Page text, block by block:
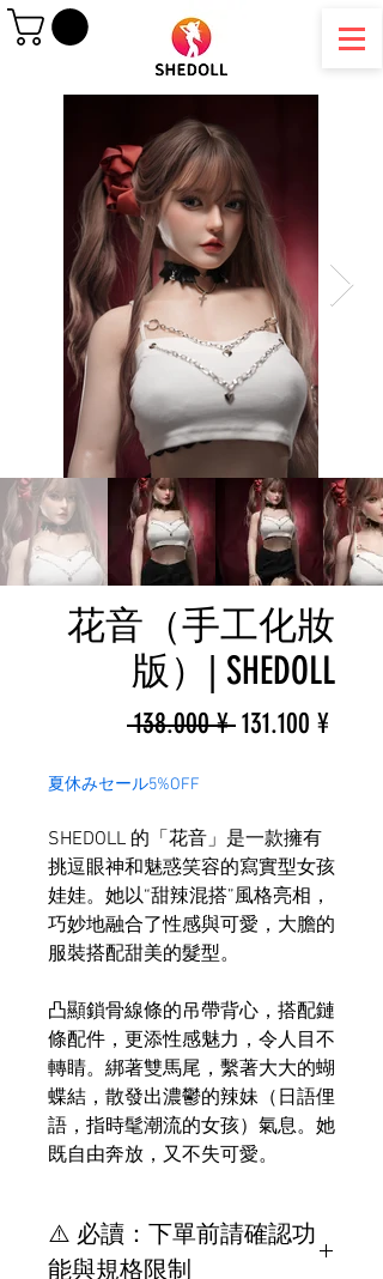
花音（手工化妝
版）| SHEDOLL
138.000 ¥ 一
格
131.100 ¥促
夏休みセール5%OFF
SHEDOLL 的「花音」是一款擁有
挑逗眼神和魅惑笑容的寫實型女孩
娃娃。她以“甜辣混搭”風格亮相，
巧妙地融合了性感與可愛，大膽的
服裝搭配甜美的髮型。
凸顯鎖骨線條的吊帶背心，搭配鏈
條配件，更添性感魅力，令人目不
轉睛。綁著雙馬尾，繫著大大的蝴
蝶結，散發出濃鬱的辣妹（日語俚
語，指時髦潮流的女孩）氣息。她
既自由奔放，又不失可愛。
⚠️ 必讀：下單前請確認功
能與規格限制